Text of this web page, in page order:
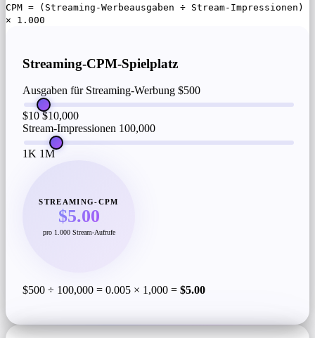
CPM = (Streaming-Werbeausgaben ÷ Stream-Impressionen)
× 1.000
Streaming-CPM-Spielplatz
Ausgaben für Streaming-Werbung $500
$10 $10,000
Stream-Impressionen 100,000
1K 1M
STREAMING-CPM
$5.00
pro 1.000 Stream-Aufrufe
$500 ÷ 100,000 = 0.005 × 1,000 = $5.00